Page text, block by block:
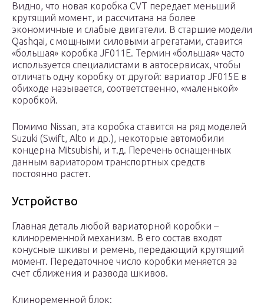
Видно, что новая коробка CVT передает меньший
крутящий момент, и рассчитана на более
экономичные и слабые двигатели. В старшие модели
Qashqai, с мощными силовыми агрегатами, ставится
«большая» коробка JF011E. Термин «большая» часто
используется специалистами в автосервисах, чтобы
отличать одну коробку от другой: вариатор JF015E в
обиходе называется, соответственно, «маленькой»
коробкой.
Помимо Nissan, эта коробка ставится на ряд моделей
Suzuki (Swift, Alto и др.), некоторые автомобили
концерна Mitsubishi, и т.д. Перечень оснащенных
данным вариатором транспортных средств
постоянно растет.
Устройство
Главная деталь любой вариаторной коробки –
клиноременной механизм. В его состав входят
конусные шкивы и ремень, передающий крутящий
момент. Передаточное число коробки меняется за
счет сближения и развода шкивов.
Клиноременной блок: